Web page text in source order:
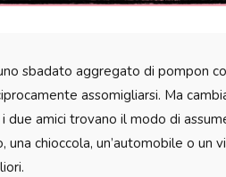
sbadato aggregato di pompon
assomigliarsi. Ma
due amici trovano il modo di
chioccola, un’automobile o un